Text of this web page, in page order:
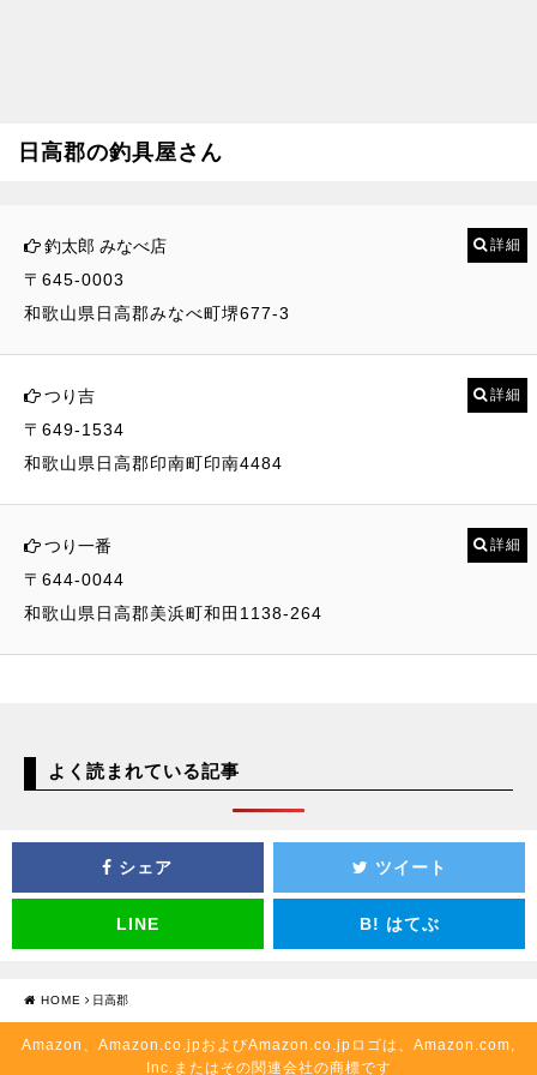
日高郡の釣具屋さん
釣太郎 みなべ店
〒645-0003
和歌山県日高郡みなべ町堺677-3
詳細
つり吉
〒649-1534
和歌山県日高郡印南町印南4484
詳細
つり一番
〒644-0044
和歌山県日高郡美浜町和田1138-264
詳細
よく読まれている記事
シェア ツイート
LINE B! はてぶ
HOME 日高郡
Amazon、Amazon.co.jpおよびAmazon.co.jpロゴは、Amazon.com,
Inc.またはその関連会社の商標です